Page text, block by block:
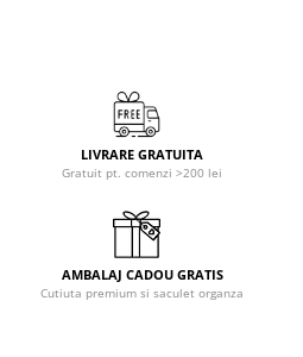
LIVRARE GRATUITA
Gratuit pt. comenzi >200 lei
AMBALAJ CADOU GRATIS
Cutiuta premium si saculet organza